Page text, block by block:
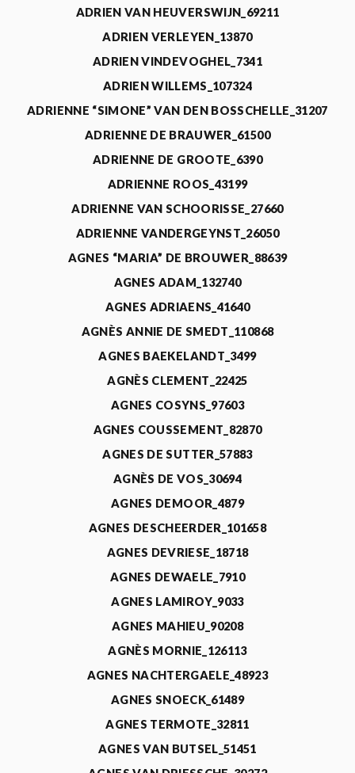
ADRIEN VAN HEUVERSWIJN_69211
ADRIEN VERLEYEN_13870
ADRIEN VINDEVOGHEL_7341
ADRIEN WILLEMS_107324
ADRIENNE “SIMONE” VAN DEN BOSSCHELLE_31207
ADRIENNE DE BRAUWER_61500
ADRIENNE DE GROOTE_6390
ADRIENNE ROOS_43199
ADRIENNE VAN SCHOORISSE_27660
ADRIENNE VANDERGEYNST_26050
AGNES “MARIA” DE BROUWER_88639
AGNES ADAM_132740
AGNES ADRIAENS_41640
AGNÈS ANNIE DE SMEDT_110868
AGNES BAEKELANDT_3499
AGNÈS CLEMENT_22425
AGNES COSYNS_97603
AGNES COUSSEMENT_82870
AGNES DE SUTTER_57883
AGNÈS DE VOS_30694
AGNES DEMOOR_4879
AGNES DESCHEERDER_101658
AGNES DEVRIESE_18718
AGNES DEWAELE_7910
AGNES LAMIROY_9033
AGNES MAHIEU_90208
AGNÈS MORNIE_126113
AGNES NACHTERGAELE_48923
AGNES SNOECK_61489
AGNES TERMOTE_32811
AGNES VAN BUTSEL_51451